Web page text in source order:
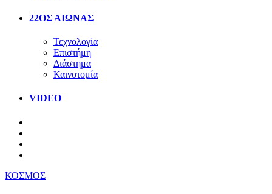
22ΟΣ ΑΙΩΝΑΣ
Τεχνολογία
Επιστήμη
Διάστημα
Καινοτομία
VIDEO
ΚΟΣΜΟΣ